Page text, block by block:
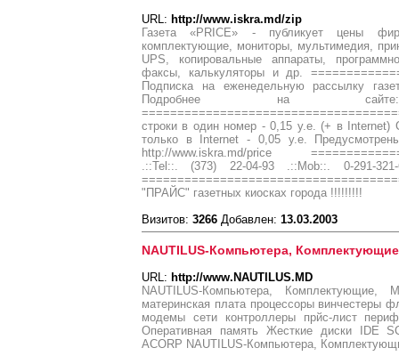
URL: http://www.iskra.md/zip
Газета «PRICE» - публикует цены
комплектующие, мониторы, мультимедия,
UPS, копировальные аппараты,
факсы, калькуляторы и др.
Подписка на еженедельную рассылку
Подробнее на сайте:
строки в один номер - 0,15 у.е. (+ в Internet)
только в Internet - 0,05 у.е.
http://www.iskra.md/price
.::Tel::. (373) 22-04-93 .::Mob::. 0-291-
"ПРАЙС" газетных киосках города !!!!!!!!!
Визитов: 3266 Добавлен: 13.03.2003
NAUTILUS-Компьютера,
URL: http://www.NAUTILUS.MD
NAUTILUS-Компьютера,
материнская плата процессоры винчестеры
модемы сети контроллеры прйс-лист
Оперативная память Жесткие диски IDE
ACORP NAUTILUS-Компьютера,